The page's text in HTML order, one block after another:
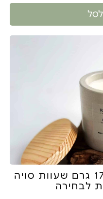
נר ריחני דגם שיה | 170 גרם שעוות סויה
לבחירה